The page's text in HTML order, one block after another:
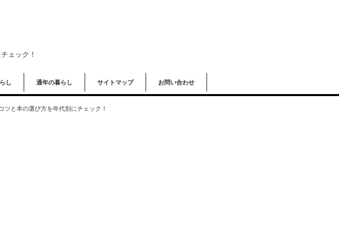
ェック！
し 通年の暮らし サイトマップ お問い合わせ
ツと本の選び方を年代別にチェック！